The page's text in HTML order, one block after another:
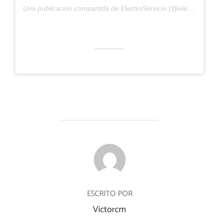
Una publicación compartida de ElectroServicio (@electroserviciotgna) el
AUTOR DE LA ENTRADA
ESCRITO POR
Victorcm